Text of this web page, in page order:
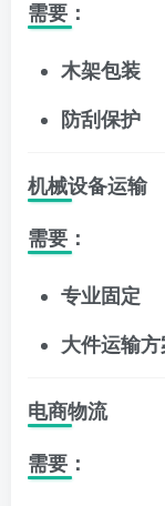
需要：
木架包装
防刮保护
机械设备运输
需要：
专业固定
大件运输
电商物流
需要：